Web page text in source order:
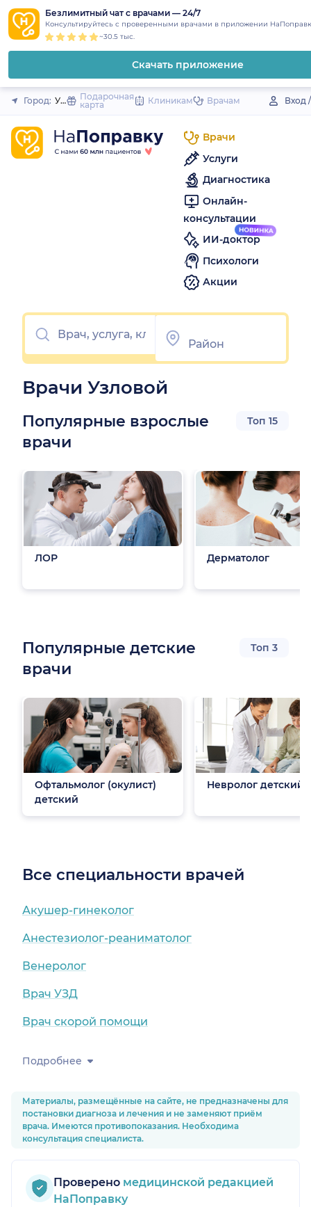
to
content
Безлимитный чат с врачами — 24/7
Консультируйтесь с проверенными врачами в приложении
~30.5 тыс.
Скачать приложение
Закрыть
Город: УзловаяПодарочная
карта
Клиникам Врачам Вход
Врачи
Услуги
Диагностика
Онлайн-
консультации
ИИ-доктор
Психологи
Акции
Врачи Узловой
Популярные взрослые
врачи
Топ 15
ЛОР Дерматолог
Популярные детские
врачи
Топ 3
Офтальмолог (окулист)
детский
Невролог детский
Все специальности врачей
Акушер-гинеколог
Анестезиолог-реаниматолог
Венеролог
Врач УЗД
Врач скорой помощи
Подробнее
Материалы, размещённые на сайте, не предназначены для
постановки диагноза и лечения и не заменяют приём
врача. Имеются противопоказания. Необходима
консультация специалиста.
Проверено медицинской редакцией
НаПоправку